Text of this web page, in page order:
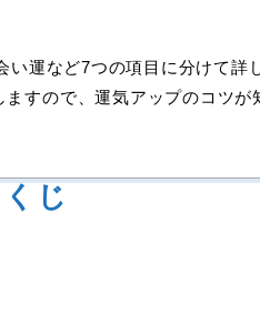
運など7つの項目に分けて詳
すので、運気アップのコツが
じ